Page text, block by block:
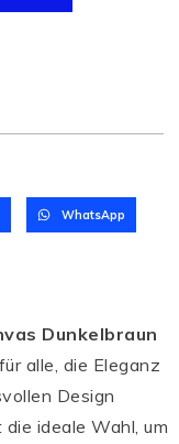
WhatsApp
Dunkelbraun
alle, die Eleganz
Design
die ideale Wahl, um